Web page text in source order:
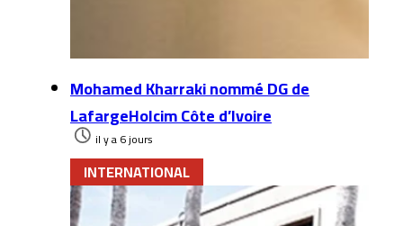
Mohamed Kharraki nommé DG de
LafargeHolcim Côte d’Ivoire
il y a 6 jours
INTERNATIONAL